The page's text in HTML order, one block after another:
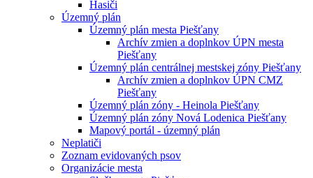
Hasiči
Územný plán
Územný plán mesta Piešťany
Archív zmien a doplnkov ÚPN mesta
Piešťany
Územný plán centrálnej mestskej zóny Piešťany
Archív zmien a doplnkov ÚPN CMZ
Piešťany
Územný plán zóny - Heinola Piešťany
Územný plán zóny Nová Lodenica Piešťany
Mapový portál - územný plán
Neplatiči
Zoznam evidovaných psov
Organizácie mesta